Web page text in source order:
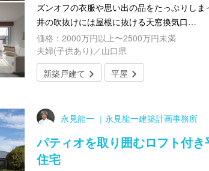
ズンオフの衣服や思い出の品をたっぷりし
井の吹抜けには屋根に抜ける天窓換気口…
価格：2000万円以上〜2500万円未満
夫婦(子供あり)／山口県
新築戸建て
平屋
永見龍一 ｜永見龍一建築計画事務所
パティオを取り囲むロフト付
住宅